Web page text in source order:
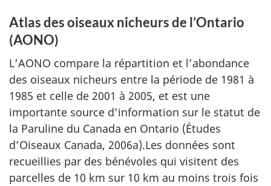
Atlas des oiseaux nicheurs de l’Ontario
(AONO)
L’AONO compare la répartition et l’abondance
des oiseaux nicheurs entre la période de 1981 à
1985 et celle de 2001 à 2005, et est une
importante source d’information sur le statut de
la Paruline du Canada en Ontario (Études
d’Oiseaux Canada, 2006a).Les données sont
recueillies par des bénévoles qui visitent des
parcelles de 10 km sur 10 km au moins trois fois